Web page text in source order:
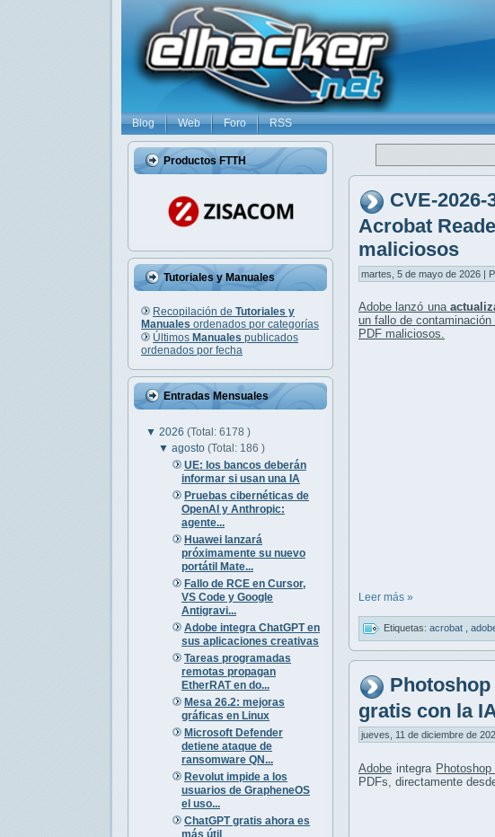
Blog Web Foro RSS
Productos FTTH
Tutoriales y Manuales
Recopilación de Tutoriales y
Manuales ordenados por categorías
Últimos Manuales publicados
ordenados por fecha
Entradas Mensuales
▼ 2026 (Total: 6178 )
▼agosto(Total: 186 )
UE: los bancos deberán
informar si usan una IA
Pruebas cibernéticas de
OpenAI y Anthropic:
agente...
Huawei lanzará
próximamente su nuevo
portátil Mate...
Fallo de RCE en Cursor,
VS Code y Google
Antigravi...
Adobe integra ChatGPT en
sus aplicaciones creativas
Tareas programadas
remotas propagan
EtherRAT en do...
Mesa 26.2: mejoras
gráficas en Linux
Microsoft Defender
detiene ataque de
ransomware QN...
Revolut impide a los
usuarios de GrapheneOS
el uso...
ChatGPT gratis ahora es
más útil
CVE-
Acrobat
maliciosos
martes, 5 de mayo de 2026 |
Adobe lanzó una
un fallo de
PDF maliciosos.
Leer más »
Etiquetas: acrobat
gratis con la
jueves, 11 de diciembre de
Adobe integra
PDFs, directamente